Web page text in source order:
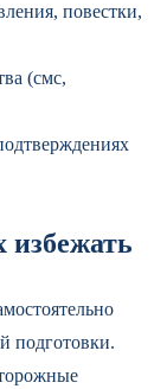
повестки,
(смс,
подготовки.